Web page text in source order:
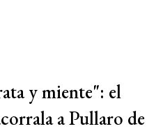
y miente": el
a Pullaro de